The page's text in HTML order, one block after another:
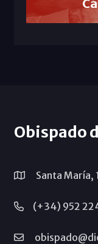
Obispado
Santa María,
(+34) 952